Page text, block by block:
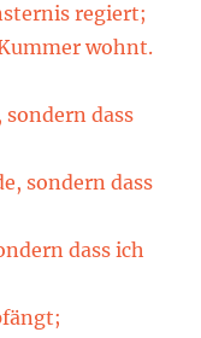
regiert;
wohnt.
dass
sondern dass
dass ich